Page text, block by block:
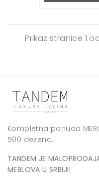
Prikaz stranice 1
Kompletna ponuda
500 dezena.
TANDEM JE
MEBLOVA U SRBIJI!